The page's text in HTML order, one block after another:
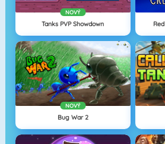
NOVÝ
Tanks PVP Showdown
NOVÝ
Bug War 2